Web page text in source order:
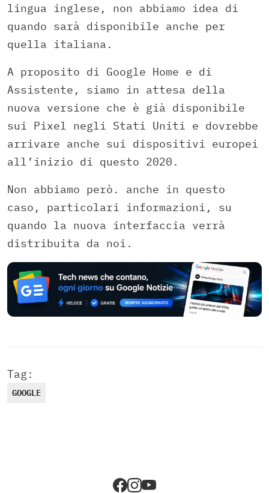
lingua inglese, non abbiamo idea di
quando sarà disponibile anche per
quella italiana.
A proposito di Google Home e di
Assistente, siamo in attesa della
nuova versione che è già disponibile
sui Pixel negli Stati Uniti e dovrebbe
arrivare anche sui dispositivi europei
all’inizio di questo 2020.
Non abbiamo però. anche in questo
caso, particolari informazioni, su
quando la nuova interfaccia verrà
distribuita da noi.
Tag:
GOOGLE